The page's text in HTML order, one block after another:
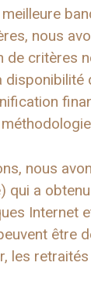
nous
de critères
nous
qui a
Internet
être
les